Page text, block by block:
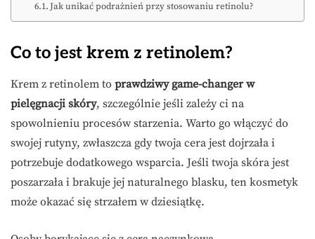
Jak unikać podrażnień przy stosowaniu retinolu?
Co to jest krem z retinolem?
Krem z retinolem to prawdziwy game-changer w
pielęgnacji skóry, szczególnie jeśli zależy ci na
spowolnieniu procesów starzenia. Warto go włączyć do
swojej rutyny, zwłaszcza gdy twoja cera jest dojrzała i
potrzebuje dodatkowego wsparcia. Jeśli twoja skóra jest
poszarzała i brakuje jej naturalnego blasku, ten kosmetyk
może okazać się strzałem w dziesiątkę.